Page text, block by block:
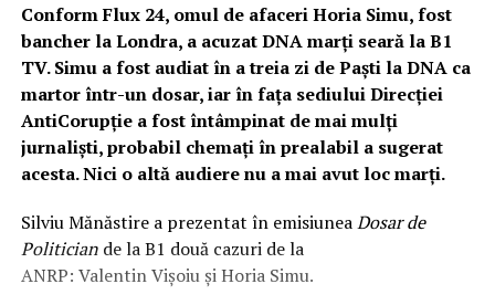
Conform Flux 24, omul de afaceri Horia Simu, fost
bancher la Londra, a acuzat DNA marți seară la B1
TV. Simu a fost audiat în a treia zi de Paști la DNA ca
martor într-un dosar, iar în fața sediului Direcției
AntiCorupție a fost întâmpinat de mai mulți
jurnaliști, probabil chemați în prealabil a sugerat
acesta. Nici o altă audiere nu a mai avut loc marți.
Silviu Mănăstire a prezentat în emisiuneaDosar de
Politiciande la B1 două cazuri de la
ANRP: Valentin Vişoiu și Horia Simu.